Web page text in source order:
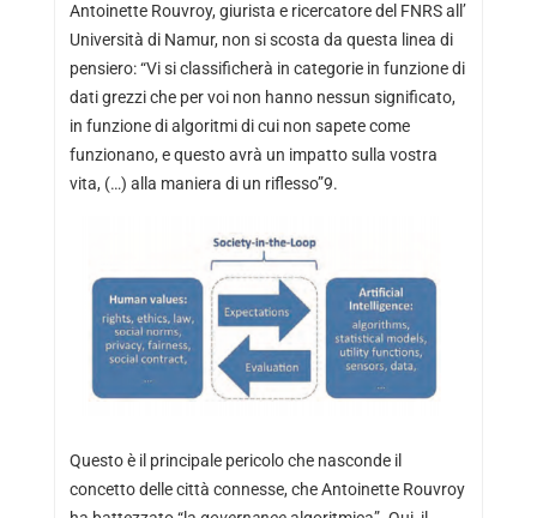
Antoinette Rouvroy, giurista e ricercatore del FNRS all’
Università di Namur, non si scosta da questa linea di
pensiero: “Vi si classificherà in categorie in funzione di
dati grezzi che per voi non hanno nessun significato,
in funzione di algoritmi di cui non sapete come
funzionano, e questo avrà un impatto sulla vostra
vita, (…) alla maniera di un riflesso”9.
Questo è il principale pericolo che nasconde il
concetto delle città connesse, che Antoinette Rouvroy